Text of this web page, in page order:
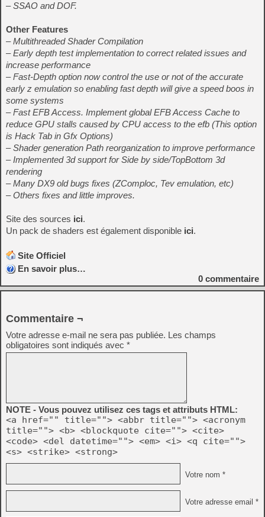
– SSAO and DOF.
Other Features
– Multithreaded Shader Compilation
– Early depth test implementation to correct related issues and
increase performance
– Fast-Depth option now control the use or not of the accurate
early z emulation so enabling fast depth will give a speed boos in
some systems
– Fast EFB Access. Implement global EFB Access Cache to
reduce GPU stalls caused by CPU access to the efb (This option
is Hack Tab in Gfx Options)
– Shader generation Path reorganization to improve performance
– Implemented 3d support for Side by side/TopBottom 3d
rendering
– Many DX9 old bugs fixes (ZComploc, Tev emulation, etc)
– Others fixes and little improves.
Site des sources ici.
Un pack de shaders est également disponible ici.
Site Officiel
En savoir plus…
0 commentaire
Commentaire ¬
Votre adresse e-mail ne sera pas publiée. Les champs
obligatoires sont indiqués avec *
NOTE - Vous pouvez utilisez ces tags et attributs HTML:
<a href="" title=""> <abbr title=""> <acronym
title=""> <b> <blockquote cite=""> <cite>
<code> <del datetime=""> <em> <i> <q cite="">
<s> <strike> <strong>
Votre nom *
Votre adresse email *